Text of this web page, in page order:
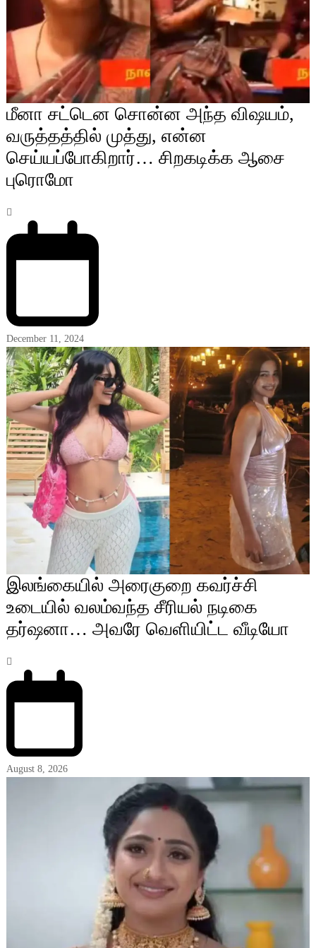
மீனா சட்டென சொன்ன அந்த விஷயம்,
வருத்தத்தில் முத்து, என்ன
செய்யப்போகிறார்… சிறகடிக்க ஆசை
புரொமோ
December 11, 2024
இலங்கையில் அரைகுறை கவர்ச்சி
உடையில் வலம்வந்த சீரியல் நடிகை
தர்ஷனா… அவரே வெளியிட்ட வீடியோ
August 8, 2026